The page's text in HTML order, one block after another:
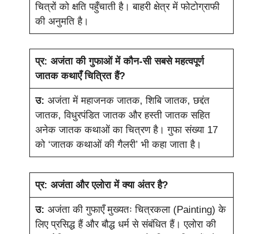
चित्रों को क्षति पहुँचाती है। बाहरी क्षेत्र में फोटोग्राफी
की अनुमति है।
प्र: अजंता की गुफाओं में कौन-सी सबसे महत्वपूर्ण
जातक कथाएँ चित्रित हैं?
उ: अजंता में महाजनक जातक, शिबि जातक, छद्दंत
जातक, विधुरपंडित जातक और हस्ती जातक सहित
अनेक जातक कथाओं का चित्रण है। गुफा संख्या 17
को ‘जातक कथाओं की गैलरी’ भी कहा जाता है।
प्र: अजंता और एलोरा में क्या अंतर है?
उ: अजंता की गुफाएँ मुख्यतः चित्रकला (Painting) के
लिए प्रसिद्ध हैं और बौद्ध धर्म से संबंधित हैं। एलोरा की